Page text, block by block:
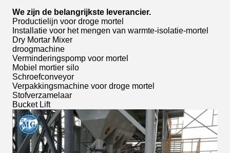
We zijn de belangrijkste leverancier.
Productielijn voor droge mortel
Installatie voor het mengen van warmte-isolatie-mortel
Dry Mortar Mixer
droogmachine
Verminderingspomp voor mortel
Mobiel mortier silo
Schroefconveyor
Verpakkingsmachine voor droge mortel
Stofverzamelaar
Bucket Lift